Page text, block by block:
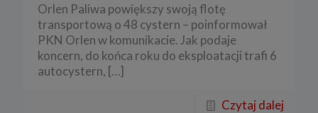
Orlen Paliwa powiększy swoją flotę
transportową o 48 cystern – poinformował
PKN Orlen w komunikacie. Jak podaje
koncern, do końca roku do eksploatacji trafi 6
autocystern, […]
Czytaj dalej